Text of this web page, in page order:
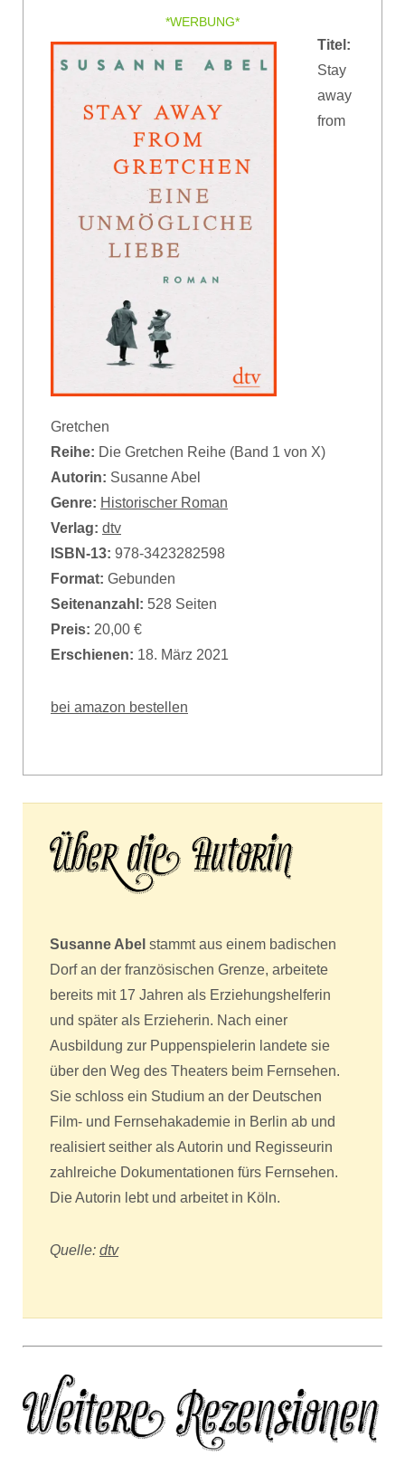
*WERBUNG*
Titel:
Stay
away
from
Gretchen
Reihe: Die Gretchen Reihe (Band 1 von X)
Autorin: Susanne Abel
Genre: Historischer Roman
Verlag: dtv
ISBN-13: 978-3423282598
Format: Gebunden
Seitenanzahl: 528 Seiten
Preis: 20,00 €
Erschienen: 18. März 2021
bei amazon bestellen
Susanne Abel stammt aus einem badischen
Dorf an der französischen Grenze, arbeitete
bereits mit 17 Jahren als Erziehungshelferin
und später als Erzieherin. Nach einer
Ausbildung zur Puppenspielerin landete sie
über den Weg des Theaters beim Fernsehen.
Sie schloss ein Studium an der Deutschen
Film- und Fernsehakademie in Berlin ab und
realisiert seither als Autorin und Regisseurin
zahlreiche Dokumentationen fürs Fernsehen.
Die Autorin lebt und arbeitet in Köln.
Quelle: dtv